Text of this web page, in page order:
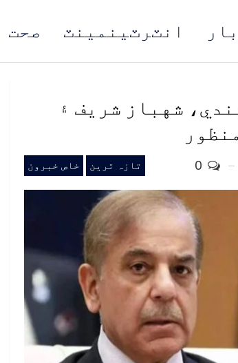
صحت انٽرٽينمينٽ
شهباز شريف ۽
تازہ ترین خاص خبرون